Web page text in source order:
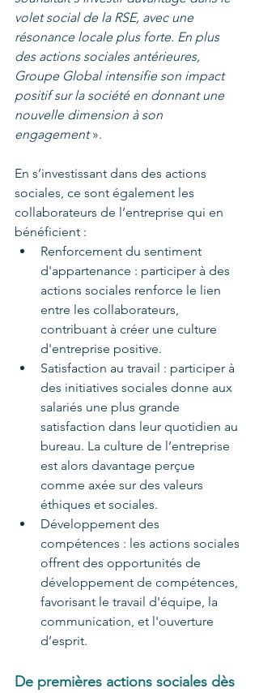
volet social de la RSE, avec une
résonance locale plus forte. En plus
des actions sociales antérieures,
Groupe Global intensifie son impact
positif sur la société en donnant une
nouvelle dimension à son
engagement ».
En s’investissant dans des actions
sociales, ce sont également les
collaborateurs de l’entreprise qui en
bénéficient :
Renforcement du sentiment
d'appartenance : participer à des
actions sociales renforce le lien
entre les collaborateurs,
contribuant à créer une culture
d'entreprise positive.
Satisfaction au travail : participer à
des initiatives sociales donne aux
salariés une plus grande
satisfaction dans leur quotidien au
bureau. La culture de l’entreprise
est alors davantage perçue
comme axée sur des valeurs
éthiques et sociales.
Développement des
compétences : les actions sociales
offrent des opportunités de
développement de compétences,
favorisant le travail d'équipe, la
communication, et l'ouverture
d’esprit.
De premières actions sociales dès